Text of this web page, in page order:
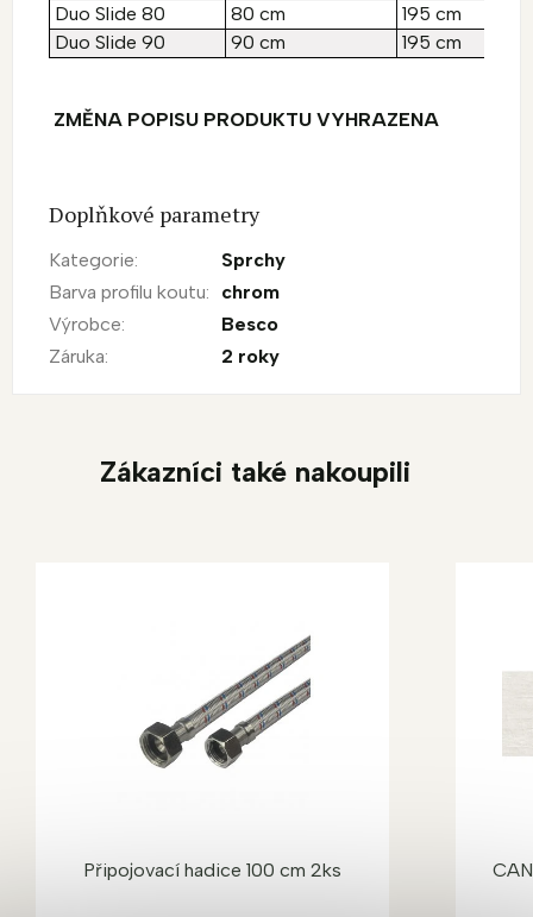
Duo Slide 80 80 cm
195 cm
Duo Slide 90
90 cm 195 cm
ZMĚNA POPISU PRODUKTU VYHRAZENA
Doplňkové parametry
Kategorie:
Sprchy
Barva profilu koutu:
chrom
Výrobce:
Besco
Záruka: 2 roky
Zákazníci také nakoupili
Připojovací hadice 100 cm 2ks